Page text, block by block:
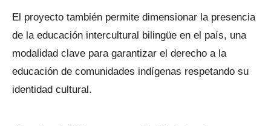
El proyecto también permite dimensionar la presencia
de la educación intercultural bilingüe en el país, una
modalidad clave para garantizar el derecho a la
educación de comunidades indígenas respetando su
identidad cultural.